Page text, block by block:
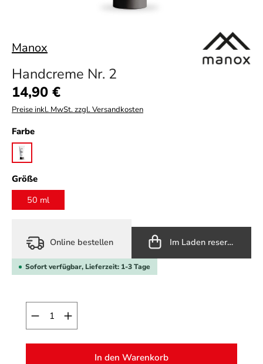
Manox
Handcreme Nr. 2
Regulärer Preis:
14,90 €
Preise inkl. MwSt. zzgl. Versandkosten
Farbeauswählen
original
Größeauswählen
50 ml
Online bestellen Im Laden reservieren
Sofort verfügbar, Lieferzeit: 1-3 Tage
Produkt Anzahl: Gib den gewünschten Wert
In den Warenkorb